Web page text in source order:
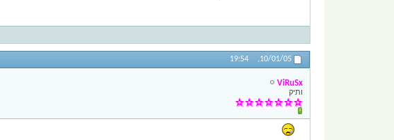
10/01/05,
19:54
ViRuSx
ותיק